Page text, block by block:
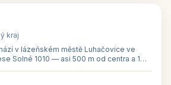
kraj
v lázeňském městě Luhačovice ve
Solné 1010 — asi 500 m od centra a 1